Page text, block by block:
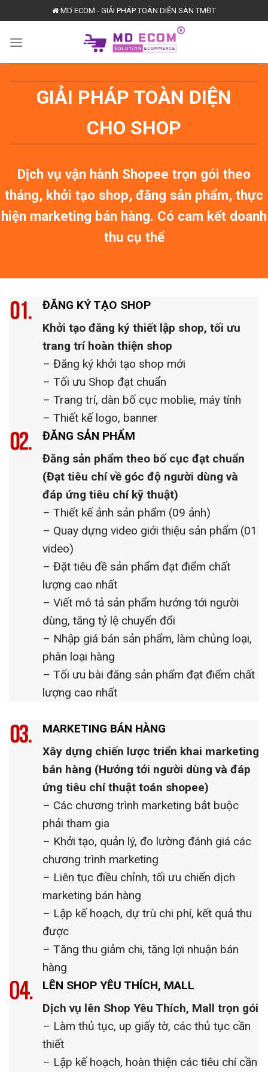
to
content
MD ECOM - GIẢI PHÁP TOÀN DIỆN SÀN TMĐT
GIẢI PHÁP TOÀN DIỆN
CHO SHOP
Dịch vụ vận hành Shopee trọn gói theo
tháng, khởi tạo shop, đăng sản phẩm, thực
hiện marketing bán hàng. Có cam kết doanh
thu cụ thể
ĐĂNG KÝ TẠO SHOP
Khởi tạo đăng ký thiết lập shop, tối ưu
trang trí hoàn thiện shop
– Đăng ký khởi tạo shop mới
– Tối ưu Shop đạt chuẩn
– Trang trí, dàn bố cục moblie, máy tính
– Thiết kế logo, banner
ĐĂNG SẢN PHẨM
Đăng sản phẩm theo bố cục đạt chuẩn
(Đạt tiêu chí về góc độ người dùng và
đáp ứng tiêu chí kỹ thuật)
– Thiết kế ảnh sản phẩm (09 ảnh)
– Quay dựng video giới thiệu sản phẩm (01
video)
– Đặt tiêu đề sản phẩm đạt điểm chất
lượng cao nhất
– Viết mô tả sản phẩm hướng tới người
dùng, tăng tỷ lệ chuyển đổi
– Nhập giá bán sản phẩm, làm chủng loại,
phân loại hàng
– Tối ưu bài đăng sản phẩm đạt điểm chất
lượng cao nhất
MARKETING BÁN HÀNG
Xây dựng chiến lược triển khai marketing
bán hàng (Hướng tới người dùng và đáp
ứng tiêu chí thuật toán shopee)
– Các chương trình marketing bắt buộc
phải tham gia
– Khởi tạo, quản lý, đo lường đánh giá các
chương trình marketing
– Liên tục điều chỉnh, tối ưu chiến dịch
marketing bán hàng
– Lập kế hoạch, dự trù chi phí, kết quả thu
được
– Tăng thu giảm chi, tăng lợi nhuận bán
hàng
LÊN SHOP YÊU THÍCH, MALL
Dịch vụ lên Shop Yêu Thích, Mall trọn gói
– Làm thủ tục, up giấy tờ, các thủ tục cần
thiết
– Lập kế hoạch, hoàn thiện các tiêu chí cần